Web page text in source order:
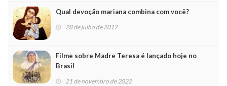
Qual devoção mariana combina com você?
28 de julho de 2017
Filme sobre Madre Teresa é lançado hoje no
Brasil
21 de novembro de 2022